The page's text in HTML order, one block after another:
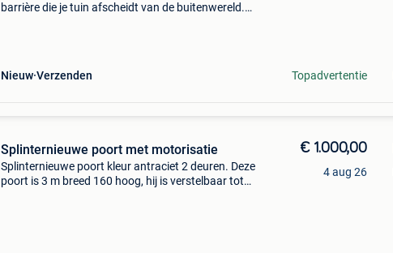
barrière die je tuin afscheidt van de buitenwereld.
Nieuw Verzenden Topadvertentie
Splinternieuwe poort met motorisatie
Splinternieuwe poort kleur antraciet 2 deuren. Deze
poort is 3 m breed 160 hoog, hij is verstelbaar tot
€ 1.000,00
4 aug 26